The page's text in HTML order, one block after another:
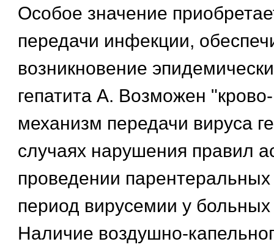
Особое значение
передачи инфекции,
возникновение
гепатита А. Возможен
механизм передачи вируса
случаях нарушения правил
проведении
период вирусемии у больных
Наличие воздушно-